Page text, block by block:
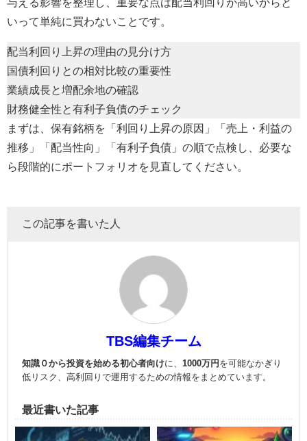
いって単純に買わないことです。
配当利回り上昇の理由の見分け方
国債利回りとの相対比較の重要性
業績成長と増配余地の確認
財務健全性と有利子負債のチェック
まずは、保有銘柄を「利回り上昇の原因」「売上・利益の
推移」「配当性向」「有利子負債」の順で点検し、必要な
ら段階的にポートフォリオを見直してください。
この記事を書いた人
TBS編集チーム
知識０から投資を始める初心者向けに、 1000万円 を可能なかぎり
低リスク、高利回りで運用するための情報をまとめています。
最近書いた記事